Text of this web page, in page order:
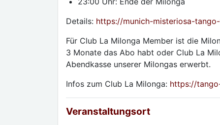
Details: https://munich-misteriosa-
Für Club La Milonga Member ist die
3 Monate das Abo habt oder Club La
Abendkasse unserer Milongas erwerbt.
Infos zum Club La Milonga: https://
Veranstaltungsort